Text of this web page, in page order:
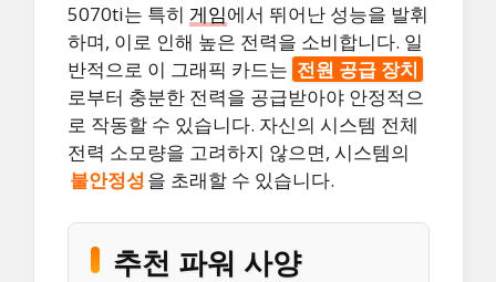
5070ti는 특히 게임에서 뛰어난 성능을 발휘
하며, 이로 인해 높은 전력을 소비합니다. 일
반적으로 이 그래픽 카드는 전원 공급 장치
로부터 충분한 전력을 공급받아야 안정적으
로 작동할 수 있습니다. 자신의 시스템 전체
전력 소모량을 고려하지 않으면, 시스템의
불안정성을 초래할 수 있습니다.
추천 파워 사양